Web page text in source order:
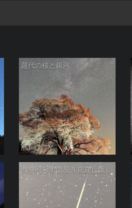
越代の桜と銀河
MJ_Q_TY
海を照らす流星（見直し版）